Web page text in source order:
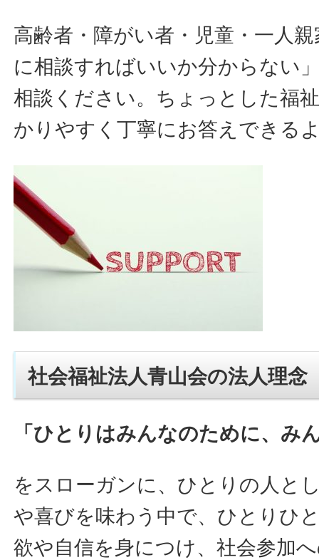
高齢者・障がい者・児童・一人
に相談すればいいか分からない
相談ください。ちょっとした福
かりやすく丁寧にお答えできる
社会福祉法人青山会の法人理念
「ひとりはみんなのために、み
をスローガンに、ひとりの人と
や喜びを味わう中で、ひとりひ
欲や自信を身につけ、社会参加